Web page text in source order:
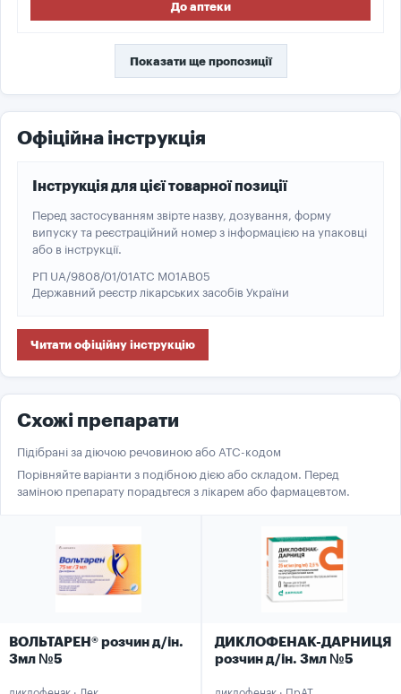
До аптеки
Показати ще пропозиції
Офіційна інструкція
Інструкція для цієї товарної позиції
Перед застосуванням звірте назву, дозування, форму
випуску та реєстраційний номер з інформацією на упаковці
або в інструкції.
РП UA/9808/01/01ATC M01AB05
Державний реєстр лікарських засобів України
Читати офіційну інструкцію
Схожі препарати
Підібрані за діючою речовиною або ATC-кодом
Порівняйте варіанти з подібною дією або складом. Перед
заміною препарату порадьтеся з лікарем або фармацевтом.
ВОЛЬТАРЕН® розчин д/ін.
3мл №5
ДИКЛОФЕНАК-ДАРНИЦЯ
розчин д/ін. 3мл №5